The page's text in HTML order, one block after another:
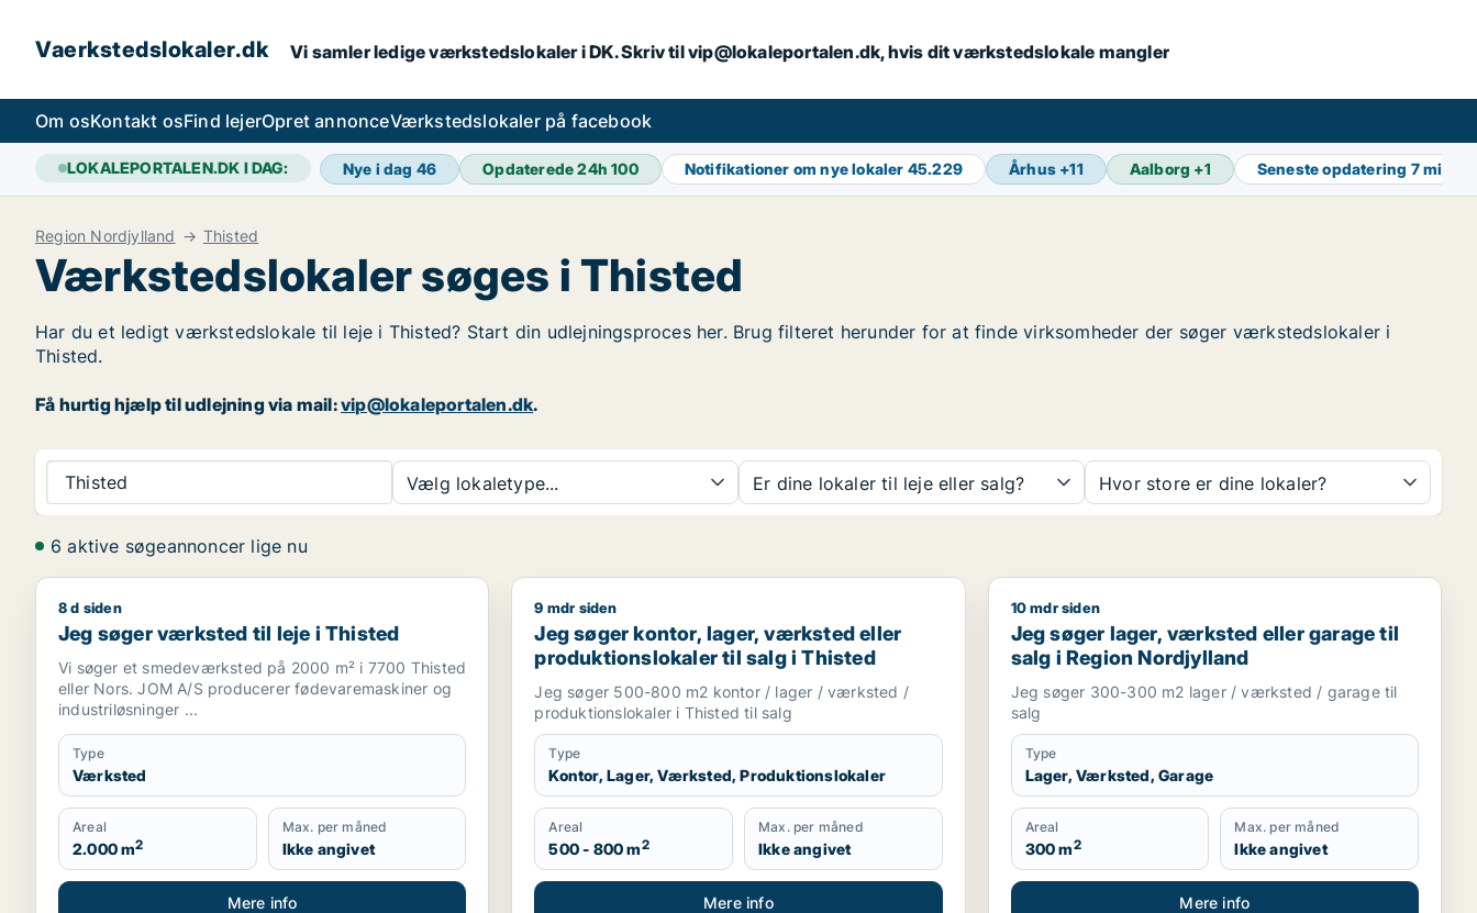
Vaerkstedslokaler.dk Vi samler ledige værkstedslokaler i DK. Skriv til vip@lokaleportalen.dk, hvis dit værkstedslokale mangler
Om osKontakt osFind lejerOpret annonceVærkstedslokaler på facebook
LOKALEPORTALEN.DK I DAG: Nye i dag 46 Opdaterede 24h100 Notifikationer om nye lokaler 45.229 Århus +11 Aalborg +1 Seneste opdatering 7 min
Region Nordjylland Thisted
Værkstedslokaler søges i Thisted
Har du et ledigt værkstedslokale til leje i Thisted? Start din udlejningsproces her. Brug filteret herunder for at finde virksomheder der søger værkstedslokaler i
Thisted.
Få hurtig hjælp til udlejning via mail:vip@lokaleportalen.dk.
Thisted Vælg lokaletype... Er dine lokaler til leje eller salg? Hvor store er dine lokaler?
6 aktive søgeannoncer lige nu
Jeg søger værksted til leje i Thisted
8 d siden
Jeg søger værksted til leje i Thisted
Vi søger et smedeværksted på 2000 m² i 7700 Thisted
eller Nors. JOM A/S producerer fødevaremaskiner og
industriløsninger ...
Type
Værksted
Areal
2.000 m2
Max. per måned
Ikke angivet
Mere info
Jeg søger kontor, lager, værksted eller produktionslokaler til salg i Thisted
9 mdr siden
Jeg søger kontor, lager, værksted eller
produktionslokaler til salg i Thisted
Jeg søger 500-800 m2 kontor / lager / værksted /
produktionslokaler i Thisted til salg
Type
Kontor, Lager, Værksted, Produktionslokaler
Areal
500 - 800 m2
Max. per måned
Ikke angivet
Mere info
Jeg søger lager, værksted eller garage til salg i
10 mdr siden
Jeg søger lager, værksted eller garage til
salg i Region Nordjylland
Jeg søger 300-300 m2 lager / værksted / garage til
salg
Type
Lager, Værksted, Garage
Areal
300 m2
Max. per måned
Ikke angivet
Mere info